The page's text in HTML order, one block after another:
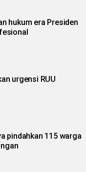
hukum era Presiden
urgensi RUU
pindahkan 115 warga